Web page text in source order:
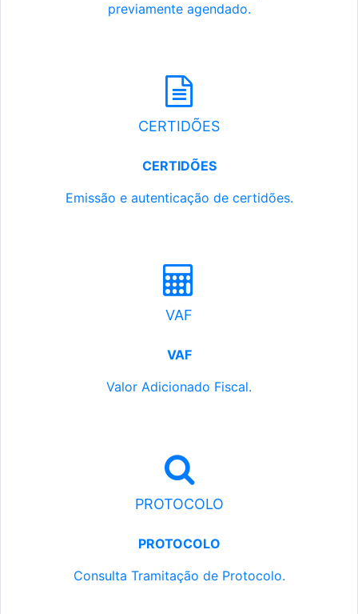
previamente agendado.
CERTIDÕES
CERTIDÕES
Emissão e autenticação de certidões.
VAF
VAF
Valor Adicionado Fiscal.
PROTOCOLO
PROTOCOLO
Consulta Tramitação de Protocolo.